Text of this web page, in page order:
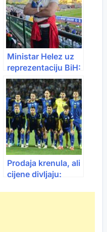
Makedonije
Ministar Helez uz
reprezentaciju BiH:
“Sretno Zmajevi”
Prodaja krenula, ali
cijene divljaju: